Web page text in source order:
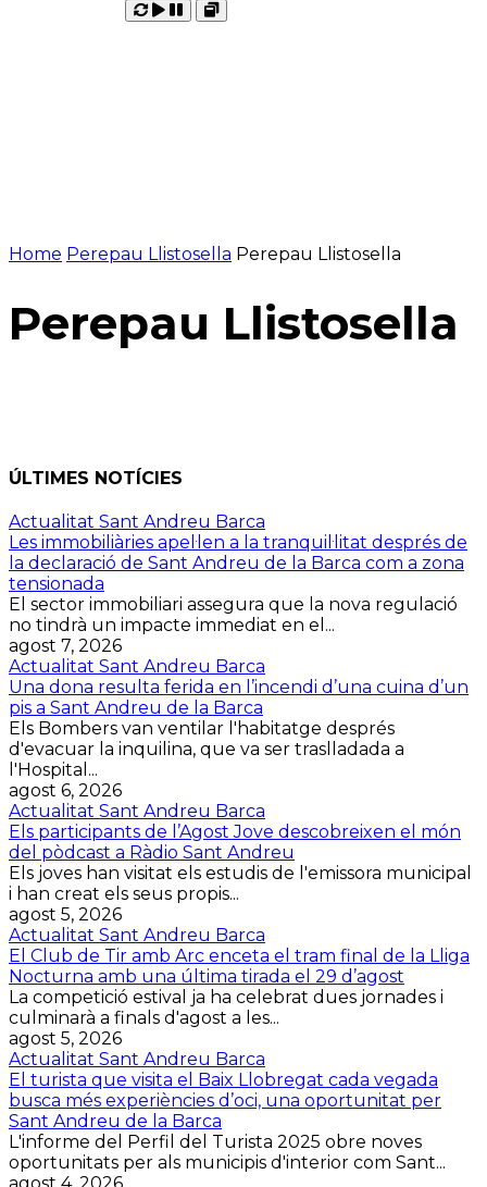
Carregant
Reproduir
Pausar
Open
Home Perepau Llistosella Perepau Llistosella
Perepau Llistosella
ÚLTIMES NOTÍCIES
Actualitat Sant Andreu Barca
Les immobiliàries apel·len a la tranquil·litat després de
la declaració de Sant Andreu de la Barca com a zona
tensionada
El sector immobiliari assegura que la nova regulació
no tindrà un impacte immediat en el...
agost 7, 2026
Actualitat Sant Andreu Barca
Una dona resulta ferida en l’incendi d’una cuina d’un
pis a Sant Andreu de la Barca
Els Bombers van ventilar l'habitatge després
d'evacuar la inquilina, que va ser traslladada a
l'Hospital...
agost 6, 2026
Actualitat Sant Andreu Barca
Els participants de l’Agost Jove descobreixen el món
del pòdcast a Ràdio Sant Andreu
Els joves han visitat els estudis de l'emissora municipal
i han creat els seus propis...
agost 5, 2026
Actualitat Sant Andreu Barca
El Club de Tir amb Arc enceta el tram final de la Lliga
Nocturna amb una última tirada el 29 d’agost
La competició estival ja ha celebrat dues jornades i
culminarà a finals d'agost a les...
agost 5, 2026
Actualitat Sant Andreu Barca
El turista que visita el Baix Llobregat cada vegada
busca més experiències d’oci, una oportunitat per
Sant Andreu de la Barca
L'informe del Perfil del Turista 2025 obre noves
oportunitats per als municipis d'interior com Sant...